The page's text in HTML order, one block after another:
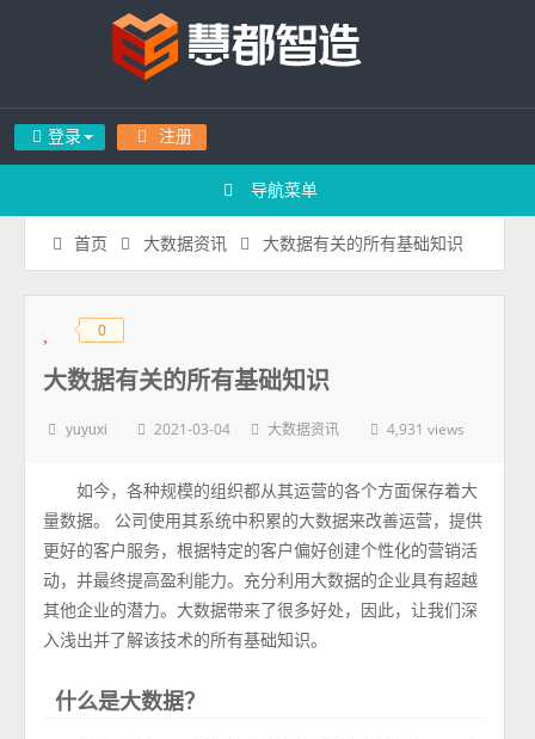
登录 注册
导航菜单
首页 大数据资讯 大数据有关的所有基础知识
◆◆ 0
大数据有关的所有基础知识
yuyuxi 2021-03-04 大数据资讯 4,931 views
如今，各种规模的组织都从其运营的各个方面保存着大
量数据。 公司使用其系统中积累的大数据来改善运营，提供
更好的客户服务，根据特定的客户偏好创建个性化的营销活
动，并最终提高盈利能力。充分利用大数据的企业具有超越
其他企业的潜力。大数据带来了很多好处，因此，让我们深
入浅出并了解该技术的所有基础知识。
什么是大数据？